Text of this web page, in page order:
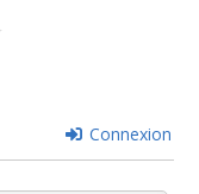
Connexion